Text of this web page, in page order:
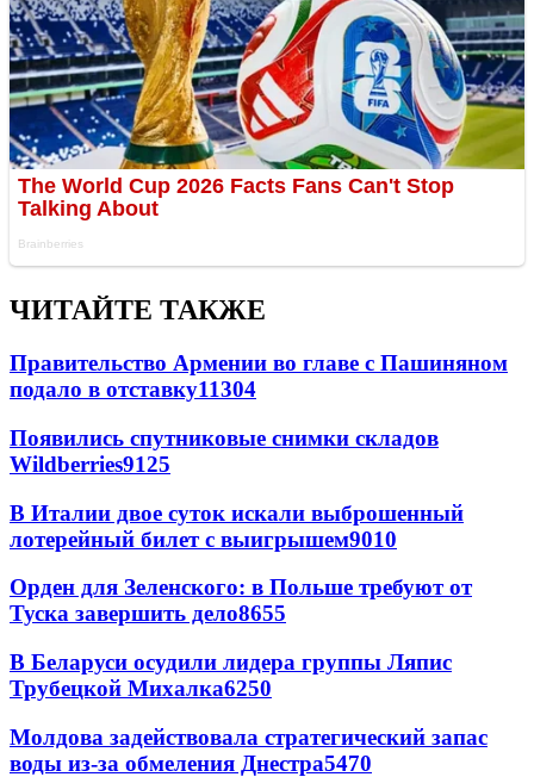
ЧИТАЙТЕ ТАКЖЕ
Правительство Армении во главе с Пашиняном
подало в отставку11304
Появились спутниковые снимки складов
Wildberries9125
В Италии двое суток искали выброшенный
лотерейный билет с выигрышем9010
Орден для Зеленского: в Польше требуют от
Туска завершить дело8655
В Беларуси осудили лидера группы Ляпис
Трубецкой Михалка6250
Молдова задействовала стратегический запас
воды из-за обмеления Днестра5470